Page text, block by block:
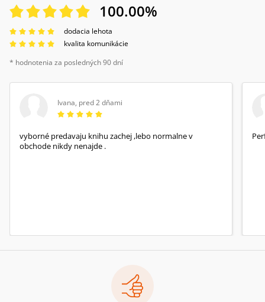
100.00%
dodacia lehota
kvalita komunikácie
* hodnotenia za posledných 90 dní
Ivana, pred 2 dňami
vyborné predavaju knihu zachej ,lebo normalne v
obchode nikdy nenajde .